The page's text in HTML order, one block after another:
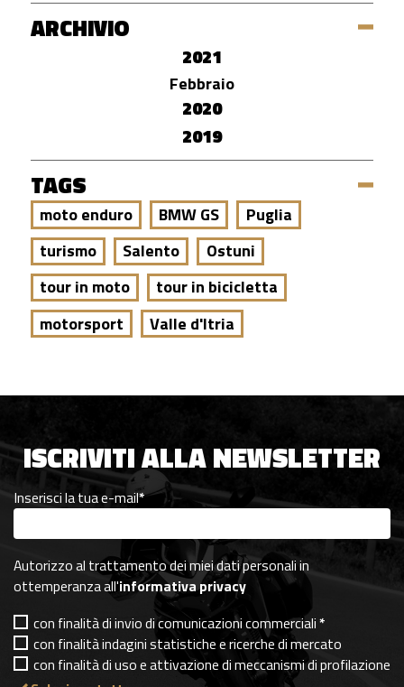
ARCHIVIO
2021
Febbraio
2020
2019
TAGS
moto enduro BMW GS
Puglia
turismo
Salento
Ostuni
tour in moto
tour in bicicletta
motorsport
Valle d'Itria
ISCRIVITI ALLA NEWSLETTER
Inserisci la tua e-mail*
Autorizzo al trattamento dei miei dati personali in
ottemperanza all'informativa privacy
con finalità di invio di comunicazioni commerciali*
con finalità indagini statistiche e ricerche di mercato
con finalità di uso e attivazione di meccanismi di profilazione